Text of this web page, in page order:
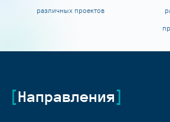
различных проектов
Направления